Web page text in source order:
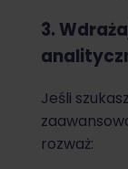
3.
Jeśli
rozważ: